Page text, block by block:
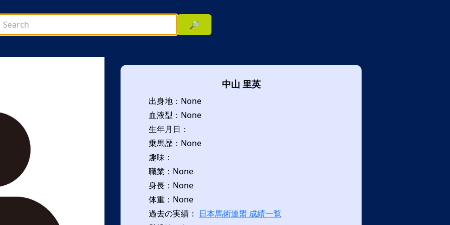
🔎
中山 里英
出身地：None
血液型：None
生年月日：
乗馬歴：None
趣味：
職業：None
身長：None
体重：None
過去の実績： 日本馬術連盟 成績一覧